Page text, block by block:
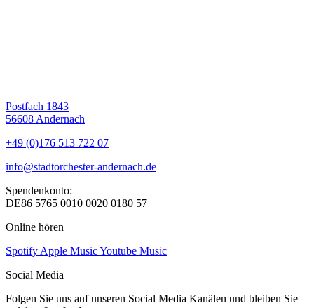
Postfach 1843
56608 Andernach
+49 (0)176 513 722 07
info@stadtorchester-andernach.de
Spendenkonto:
DE86 5765 0010 0020 0180 57
Online hören
Spotify Apple MusicYoutube Music
Social Media
Folgen Sie uns auf unseren Social Media Kanälen und bleiben Sie